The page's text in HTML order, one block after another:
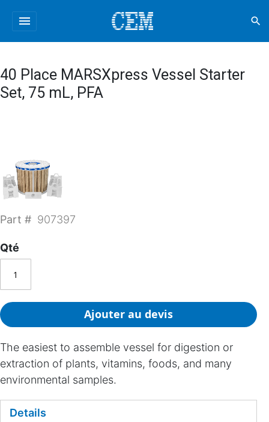
menu search
40 Place MARSXpress Vessel Starter
Set, 75 mL, PFA
Part # 907397
Qté
Ajouter au devis
The easiest to assemble vessel for digestion or
extraction of plants, vitamins, foods, and many
environmental samples.
Details